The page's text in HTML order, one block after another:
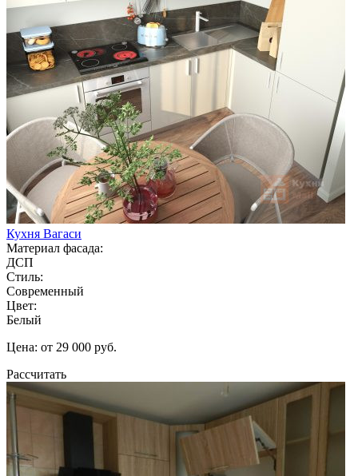
Кухня Вагаси
Материал фасада:
ДСП
Стиль:
Современный
Цвет:
Белый
Цена: от 29 000 руб.
Рассчитать